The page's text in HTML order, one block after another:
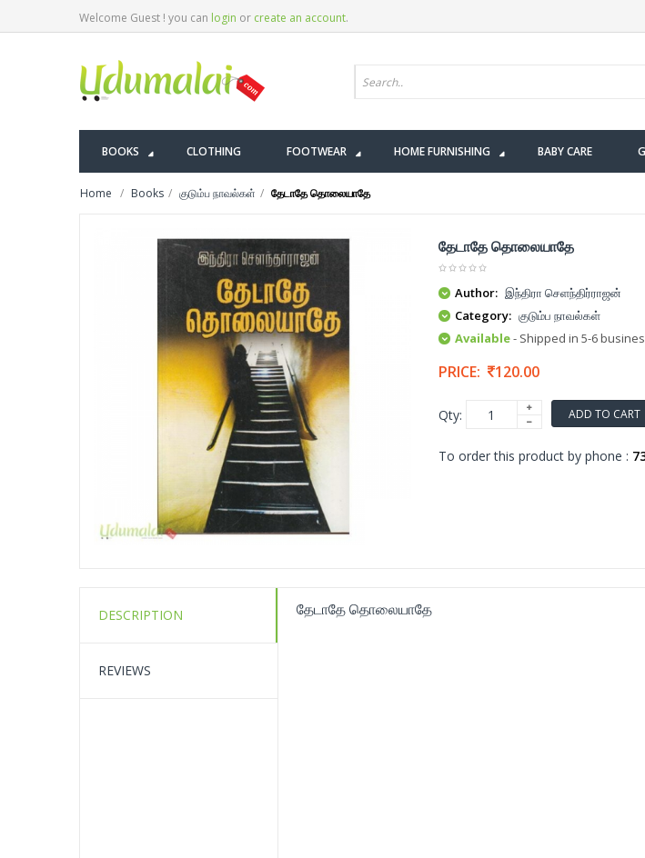
Welcome Guest ! you can login or create an account.
BOOKS CLOTHING FOOTWEAR HOME FURNISHING BABY CARE
Home Books குடும்ப நாவல்கள் தேடாதே தொலையாதே
தேடாதே தொலையாதே
Author: இந்திரா செளந்திர்ராஜன்
Category: குடும்ப நாவல்கள்
Available- Shipped in 5-6
PRICE: 120.00
Qty: ADD TO CART
To order this product by phone :
DESCRIPTION
REVIEWS
தேடாதே தொலையாதே